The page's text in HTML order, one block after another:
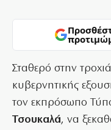
Σταθερό στην
κυβερνητικής
τον εκπρόσωπο
Τσουκαλά, να